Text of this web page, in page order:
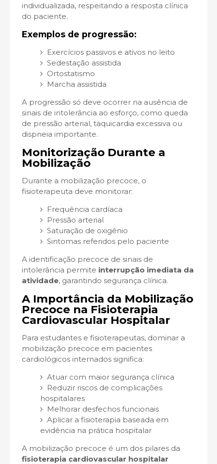
individualizada, respeitando a resposta clínica
do paciente.
Exemplos de progressão:
Exercícios passivos e ativos no leito
Sedestação assistida
Ortostatismo
Marcha assistida
A progressão só deve ocorrer na ausência de
sinais de intolerância ao esforço, como queda
de pressão arterial, taquicardia excessiva ou
dispneia importante.
Monitorização Durante a
Mobilização
Durante a mobilização precoce, o
fisioterapeuta deve monitorar:
Frequência cardíaca
Pressão arterial
Saturação de oxigênio
Sintomas referidos pelo paciente
A identificação precoce de sinais de
intolerância permite interrupção imediata da
atividade, garantindo segurança clínica.
A Importância da Mobilização
Precoce na Fisioterapia
Cardiovascular Hospitalar
Para estudantes e fisioterapeutas, dominar a
mobilização precoce em pacientes
cardiológicos internados significa:
Atuar com maior segurança clínica
Reduzir riscos de complicações
hospitalares
Melhorar desfechos funcionais
Aplicar a fisioterapia baseada em
evidência na prática hospitalar
A mobilização precoce é um dos pilares da
fisioterapia cardiovascular hospitalar